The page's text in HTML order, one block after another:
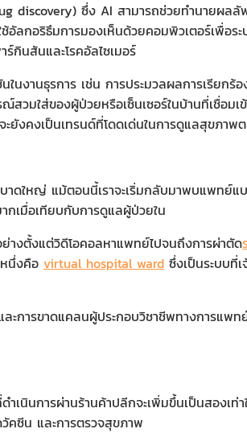
discovery) ซึ่ง AI สามารถช่วยทํานายผล
อัลกอริธึมการมองเห็นด้วยคอมพิวเตอร์เพื่
กินสันและโรคอัลไซเมอร์
านธุรการ เช่น การประมวลผลการเรียกร้อ
สวมใส่ของผู้ป่วยหรือเซ็นเซอร์ในบ้านที่เชื่อ
ยังคงเป็นเทรนด์ที่โดดเด่นในการดูแลสุขภา
บาดใหญ่ แม้ตอนนี้เราจะเริ่มกลับมาพบแพท
กเมื่อเทียบกับการดูแลผู้ป่วยใน
งตั้งแต่วิดีโอคอลหาแพทย์ไปจนถึงการผ่าตัด
นึ่งคือ virtual hospital ward ซึ่งเป็นระบบที่
การขาดแคลนผู้ประกอบวิชาชีพทางการแพท
นินการผ่านร้านค้าปลีกจะเพิ่มขึ้นเป็นสองเ
คซีน และการตรวจสุขภาพ